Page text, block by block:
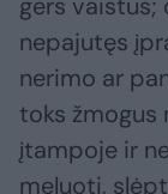
nepajutęs
nerimo ar
toks žmogus
įtampoje ir
meluoti,